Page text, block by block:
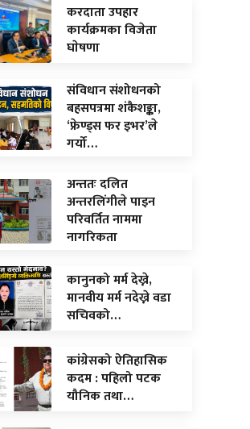
करदाता उपहार
कार्यक्रमका विजेता
घाेषणा
संविधान संशोधनको
बहसपत्रमा शंकैशङ्का,
‘फ्रेण्ड्स फर इभर’ले
गर्यो…
अन्ततः दलित
अन्तरलिंगीले पाइन
परिवर्तित नाममा
नागरिकता
कानुनको मर्म देख्ने,
मानवीय मर्म नदेख्ने वडा
सचिवको…
कांग्रेसको ऐतिहासिक
कदम : पहिलो पटक
यौनिक तथा…